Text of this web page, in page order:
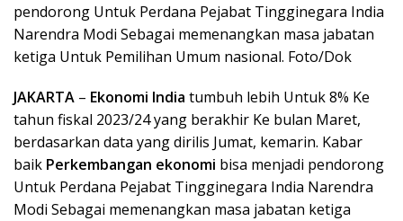
pendorong Untuk Perdana Pejabat Tingginegara India
Narendra Modi Sebagai memenangkan masa jabatan
ketiga Untuk Pemilihan Umum nasional. Foto/Dok
JAKARTA – Ekonomi India tumbuh lebih Untuk 8% Ke
tahun fiskal 2023/24 yang berakhir Ke bulan Maret,
berdasarkan data yang dirilis Jumat, kemarin. Kabar
baik Perkembangan ekonomi bisa menjadi pendorong
Untuk Perdana Pejabat Tingginegara India Narendra
Modi Sebagai memenangkan masa jabatan ketiga